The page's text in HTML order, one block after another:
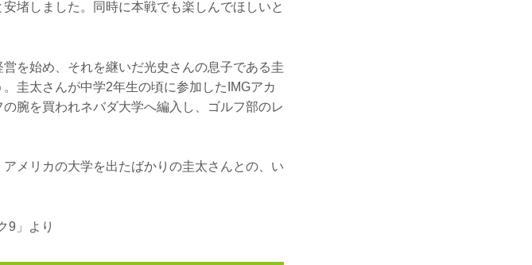
堵しました。同時に本戦でも楽しんでほしいと
を始め、それを継いだ光史さんの息子である圭
圭太さんが中学2年生の頃に参加したIMGアカ
腕を買われネバダ大学へ編入し、ゴルフ部のレ
メリカの大学を出たばかりの圭太さんとの、い
9」より